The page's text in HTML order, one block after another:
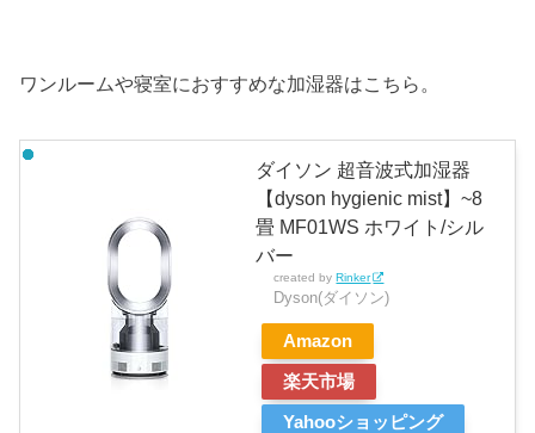
ワンルームや寝室におすすめな加湿器はこちら。
ダイソン 超音波式加湿器
【dyson hygienic mist】~8
畳 MF01WS ホワイト/シル
バー
created byRinker
Dyson(ダイソン)
Amazon
楽天市場
Yahooショッピング